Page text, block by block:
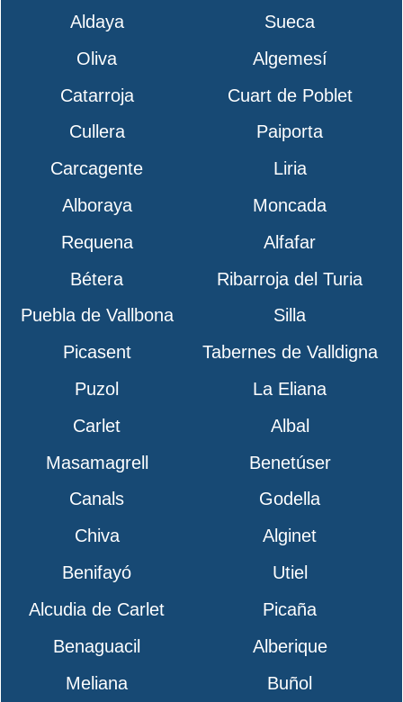
Aldaya
Sueca
Oliva
Algemesí
Catarroja
Cuart de Poblet
Cullera
Paiporta
Carcagente
Liria
Alboraya
Moncada
Requena
Alfafar
Bétera
Ribarroja del Turia
Puebla de Vallbona
Silla
Picasent
Tabernes de Valldigna
Puzol
La Eliana
Carlet
Albal
Masamagrell
Benetúser
Canals
Godella
Chiva
Alginet
Benifayó
Utiel
Alcudia de Carlet
Picaña
Benaguacil
Alberique
Meliana
Buñol